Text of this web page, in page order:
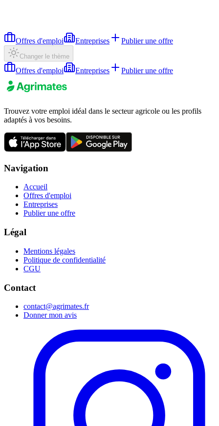
Offres d'emploi Entreprises Publier une offre
Changer le thème
Offres d'emploi Entreprises Publier une offre
Trouvez votre emploi idéal dans le secteur agricole ou les profils
adaptés à vos besoins.
Navigation
Accueil
Offres d'emploi
Entreprises
Publier une offre
Légal
Mentions légales
Politique de confidentialité
CGU
Contact
contact@agrimates.fr
Donner mon avis